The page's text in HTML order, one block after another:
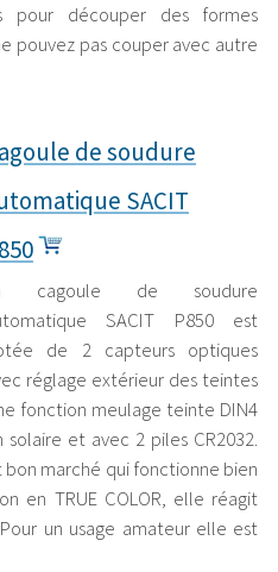
pour découper des formes
pouvez pas couper avec autre
de soudure
SACIT
cagoule de soudure
SACIT P850 est
de 2 capteurs optiques
réglage extérieur des teintes
fonction meulage teinte DIN4
et avec 2 piles CR2032.
marché qui fonctionne bien
en TRUE COLOR, elle réagit
un usage amateur elle est